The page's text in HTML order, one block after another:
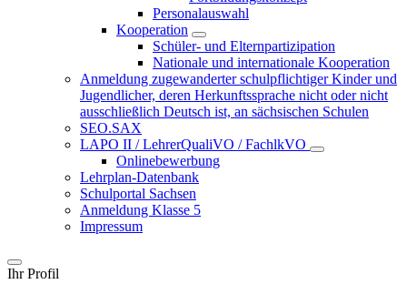
Personalauswahl
Kooperation
Schüler- und Elternpartizipation
Nationale und internationale Kooperation
Anmeldung zugewanderter schulpflichtiger Kinder und
Jugendlicher, deren Herkunftssprache nicht oder nicht
ausschließlich Deutsch ist, an sächsischen Schulen
SEO.SAX
LAPO II / LehrerQualiVO / FachlkVO
Onlinebewerbung
Lehrplan-Datenbank
Schulportal Sachsen
Anmeldung Klasse 5
Impressum
Ihr Profil